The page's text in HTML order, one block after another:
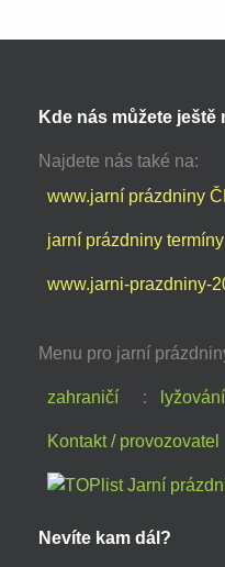
Kde nás můžete ještě
Najdete nás také na:
www.jarní prázdniny
jarní prázdniny termíny
www.jarni-prazdniny-
Menu pro jarní
zahraničí : lyžování
Kontakt / provozovatel
Nevíte kam dál?